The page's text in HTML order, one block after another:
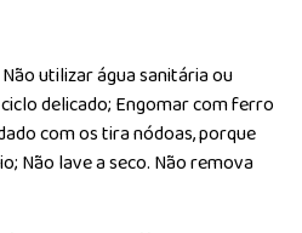
Não utilizar água sanitária ou
delicado; Engomar com ferro
com os tira nódoas, porque
Não lave a seco. Não remova